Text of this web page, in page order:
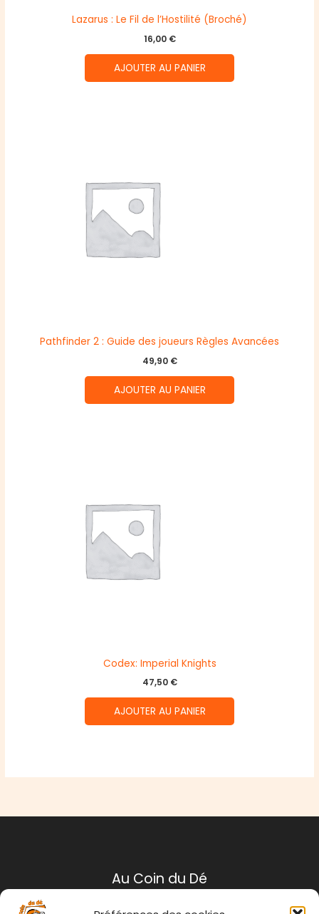
Lazarus : Le Fil de l’Hostilité (Broché)
16,00 €
AJOUTER AU PANIER
Pathfinder 2 : Guide des joueurs Règles Avancées
49,90 €
AJOUTER AU PANIER
Codex: Imperial Knights
47,50 €
AJOUTER AU PANIER
Au Coin du Dé